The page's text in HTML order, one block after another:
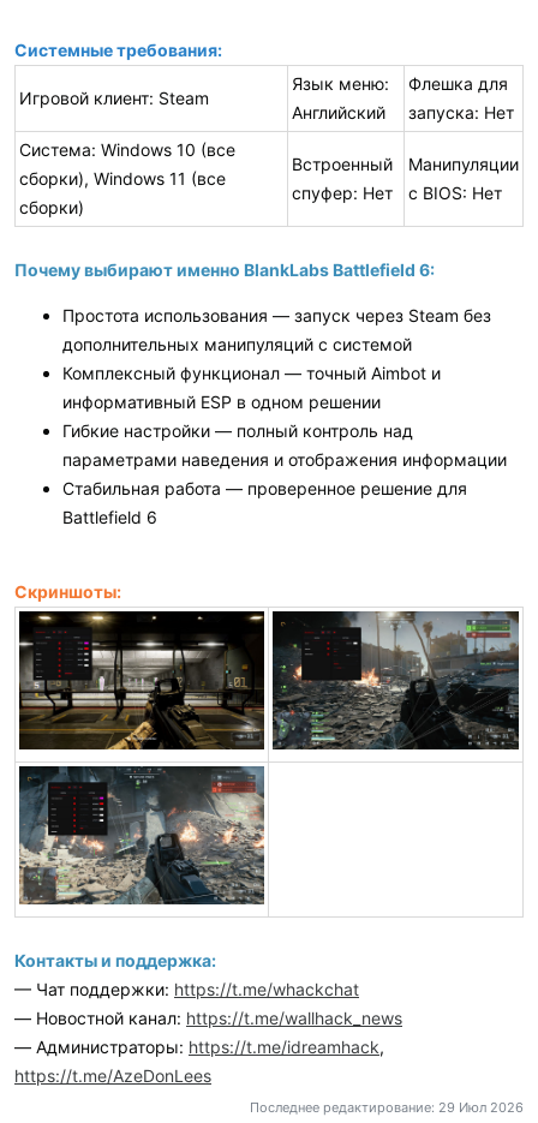
Системные требования:
Игровой клиент: Steam
Язык меню:
Английский
Флешка для
запуска: Нет
Система: Windows 10 (все
сборки), Windows 11 (все
сборки)
Встроенный
спуфер: Нет
Манипуляции
с BIOS: Нет
Почему выбирают именно BlankLabs Battlefield 6:
Простота использования — запуск через Steam без
дополнительных манипуляций с системой
Комплексный функционал — точный Aimbot и
информативный ESP в одном решении
Гибкие настройки — полный контроль над
параметрами наведения и отображения информации
Стабильная работа — проверенное решение для
Battlefield 6
Скриншоты:
Контакты и поддержка:
— Чат поддержки: https://t.me/whackchat
— Новостной канал: https://t.me/wallhack_news
— Администраторы: https://t.me/idreamhack,
https://t.me/AzeDonLees
Последнее редактирование: 29 Июл 2026